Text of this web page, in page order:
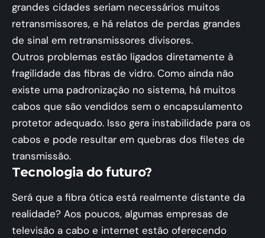
grandes cidades seriam necessários muitos
retransmissores, e há relatos de perdas grandes
de sinal em retransmissores divisores.
Outros problemas estão ligados diretamente à
fragilidade das fibras de vidro. Como ainda não
existe uma padronização no sistema, há muitos
cabos que são vendidos sem o encapsulamento
protetor adequado. Isso gera instabilidade para os
cabos e pode resultar em quebras dos filetes de
transmissão.
Tecnologia do futuro?
Será que a fibra ótica está realmente distante da
realidade? Aos poucos, algumas empresas de
televisão a cabo e internet estão oferecendo